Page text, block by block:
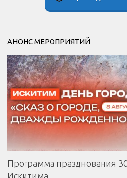
АНОНС МЕРОПРИЯТИЙ
Программа празднования
Искитима